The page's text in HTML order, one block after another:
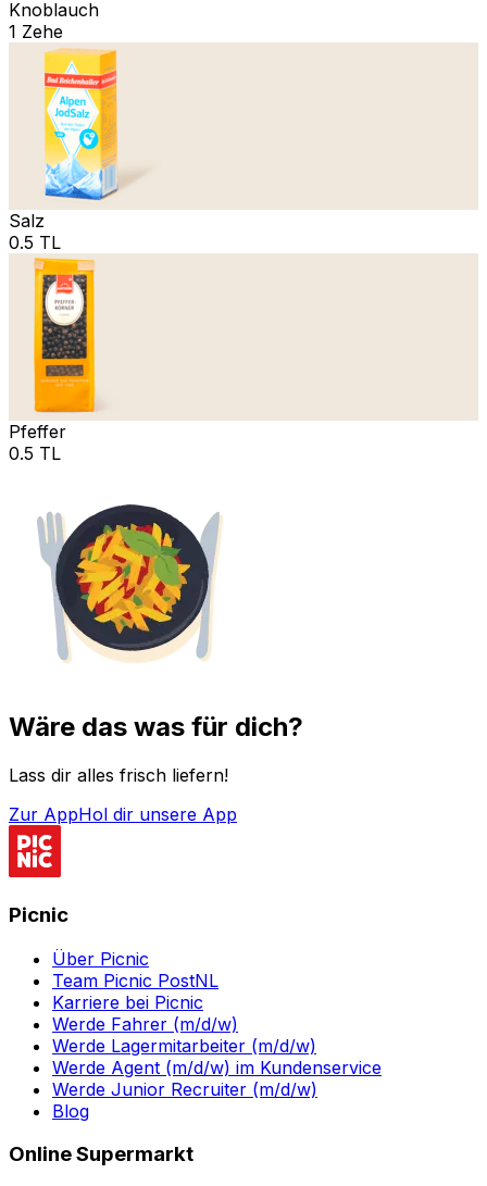
Knoblauch
1 Zehe
Salz
0.5 TL
Pfeffer
0.5 TL
Wäre das was für dich?
Lass dir alles frisch liefern!
Zur AppHol dir unsere App
Picnic
Über Picnic
Team Picnic PostNL
Karriere bei Picnic
Werde Fahrer (m/d/w)
Werde Lagermitarbeiter (m/d/w)
Werde Agent (m/d/w) im Kundenservice
Werde Junior Recruiter (m/d/w)
Blog
Online Supermarkt